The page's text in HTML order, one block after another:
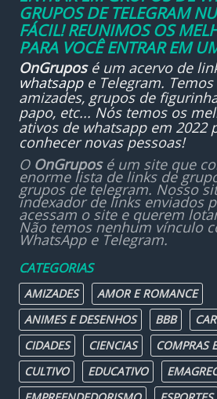
GRUPOS DE TELEGRAM
FÁCIL! REUNIMOS OS
PARA VOCÊ ENTRAR EM
OnGruposé um acervo de
whatsappe Telegram.
amizades, grupos de
papo, etc... Nós temos os
ativos de whatsapp em 2022
conhecer novas pessoas!
O OnGruposé um site que
enorme lista de links de
grupos de telegram. Nosso
indexador de links enviados
acessam o site e querem
Não temos nenhum vínculo
WhatsApp e Telegram.
CATEGORIAS
AMIZADES
AMOR E ROMANCE
ANIMES E DESENHOS
BBB
CIDADES
CIENCIAS
COMPRAS
CULTIVO
EDUCATIVO